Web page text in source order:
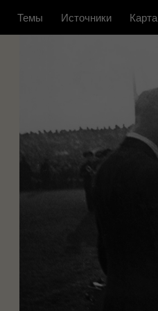
Темы Источники Карта